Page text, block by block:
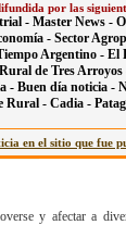
por las
- Master News -
- Sector
Argentino - El
de Tres Arroyos
- Buen día noticia -
Rural - Cadia -
en el sitio que fue
y afectar a